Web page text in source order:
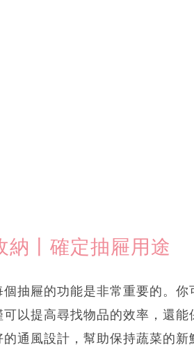
納丨確定抽屜用途
個抽屜的功能是非常重要的。
可以提高尋找物品的效率，還
的通風設計，幫助保持蔬菜的新